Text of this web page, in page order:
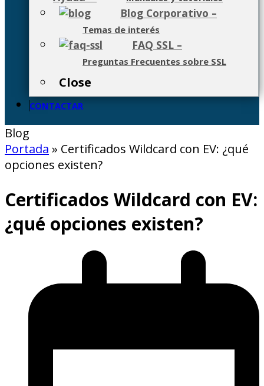
Blog Corporativo –
Temas de interés
FAQ SSL –
Preguntas Frecuentes sobre SSL
Close
CONTACTAR
Blog
Portada » Certificados Wildcard con EV: ¿qué
opciones existen?
Certificados Wildcard con EV:
¿qué opciones existen?